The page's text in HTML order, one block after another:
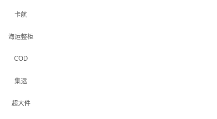
卡航
海运整柜
COD
集运
超大件